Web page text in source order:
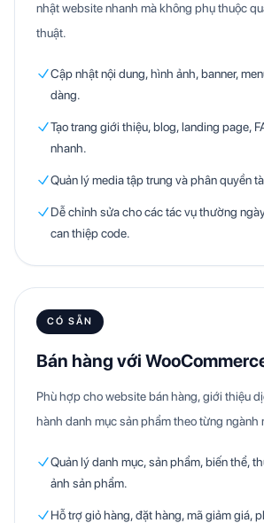
nhật website nhanh mà không phụ thuộc
thuật.
Cập nhật nội dung, hình ảnh, banner,
dàng.
Tạo trang giới thiệu, blog, landing page,
nhanh.
Quản lý media tập trung và phân quyền
Dễ chỉnh sửa cho các tác vụ thường
can thiệp code.
CÓ SẴN
Bán hàng với
Phù hợp cho website bán hàng, giới thiệu
hành danh mục sản phẩm theo từng ngành
Quản lý danh mục, sản phẩm, biến thể,
ảnh sản phẩm.
Hỗ trợ giỏ hàng, đặt hàng, mã giảm giá,